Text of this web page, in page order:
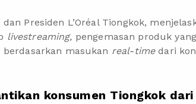
dan Presiden L’Oréal Tiongkok,
livestreaming, pengemasan produk
masukan real-timedari
konsumen Tiongkok dari